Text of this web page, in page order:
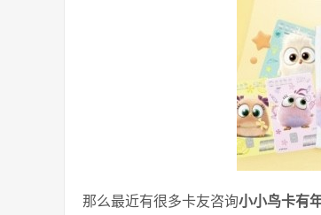
那么最近有很多卡友咨询小小鸟卡有